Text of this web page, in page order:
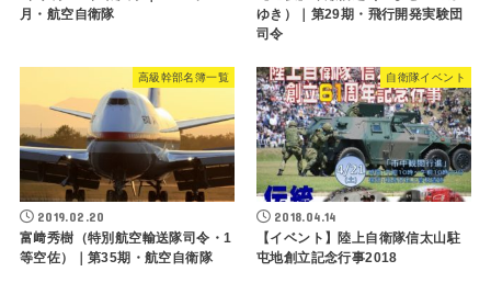
月・航空自衛隊
ゆき）｜第29期・飛行開発実験団
司令
高級幹部名簿一覧
2019.02.20
富﨑秀樹（特別航空輸送隊司令・1
等空佐）｜第35期・航空自衛隊
自衛隊イベント
2018.04.14
【イベント】陸上自衛隊信太山駐
屯地創立記念行事2018